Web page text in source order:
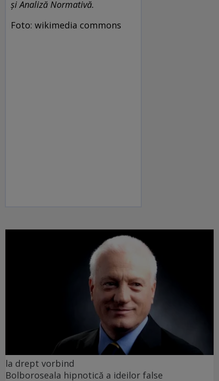
și Analiză Normativă.
Foto: wikimedia commons
la drept vorbind
Bolboroseala hipnotică a ideilor false